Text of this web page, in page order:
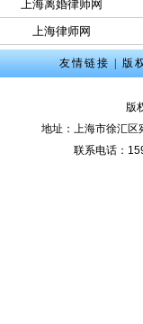
上海离婚律师网
上海律师网
友情链接|版
版
地址：上海市徐汇区
联系电话：